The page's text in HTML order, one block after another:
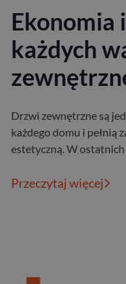
Ekonomia
każdych
Drzwi zewnętrzne są
każdego domu i pełnią
estetyczną. W
Przeczytaj więcej